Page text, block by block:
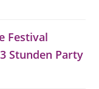
Festival
Stunden Party